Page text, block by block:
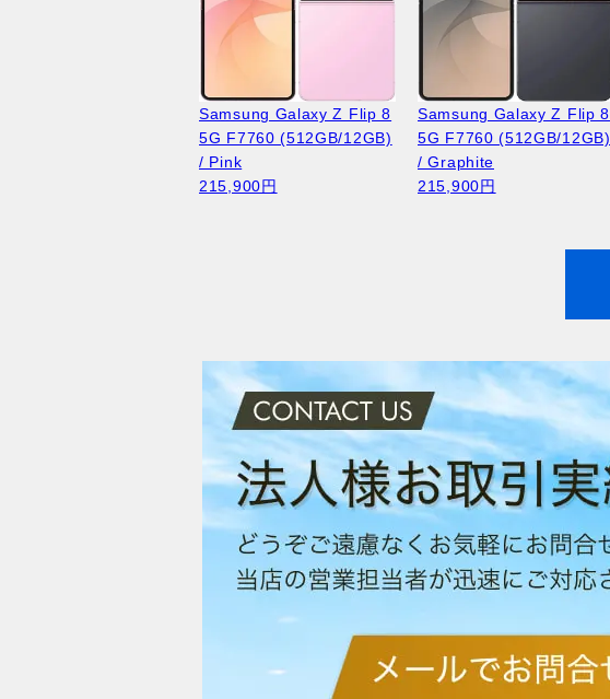
Samsung Galaxy Z Flip 8
5G F7760 (512GB/12GB)
/ Pink
215,900円
Samsung Galaxy Z Flip 8
5G F7760 (512GB/12GB)
/ Graphite
215,900円